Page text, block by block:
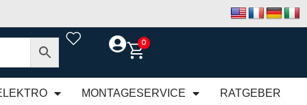
0
MONTAGESERVICE RATGEBER